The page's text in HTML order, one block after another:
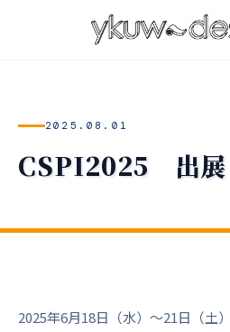
2025.08.01
CSPI2025 出展
2025年6月18日（水）～21日（土